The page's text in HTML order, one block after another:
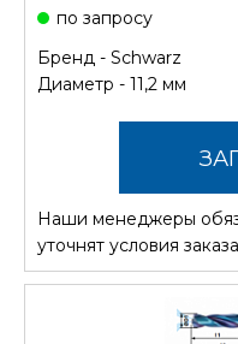
по запросу
Бренд - Schwarz
Диаметр - 11,2 мм
Наши менеджеры
уточнят условия заказа